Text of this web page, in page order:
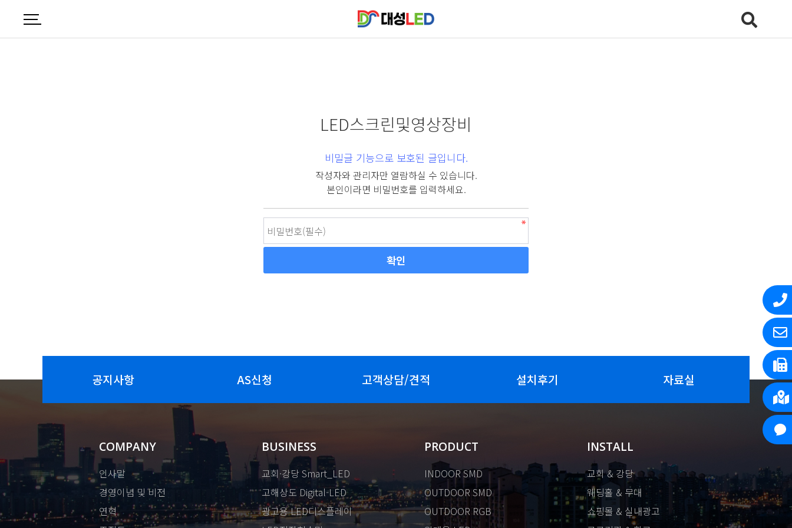
LED스크린및영상장비
비밀글 기능으로 보호된 글입니다.
작성자와 관리자만 열람하실 수 있습니다.
본인이라면 비밀번호를 입력하세요.
공지사항 AS신청 고객상담/견적 설치후기 자료실
COMPANY
인사말
경영이념 및 비전
연혁
BUSINESS
교회·강당 Smart_LED
고해상도 Digital-LED
광고용 LED디스플레이
PRODUCT
INDOOR SMD
OUTDOOR SMD
OUTDOOR RGB
INSTALL
교회 & 강당
웨딩홀 & 무대
쇼핑몰 & 실내광고